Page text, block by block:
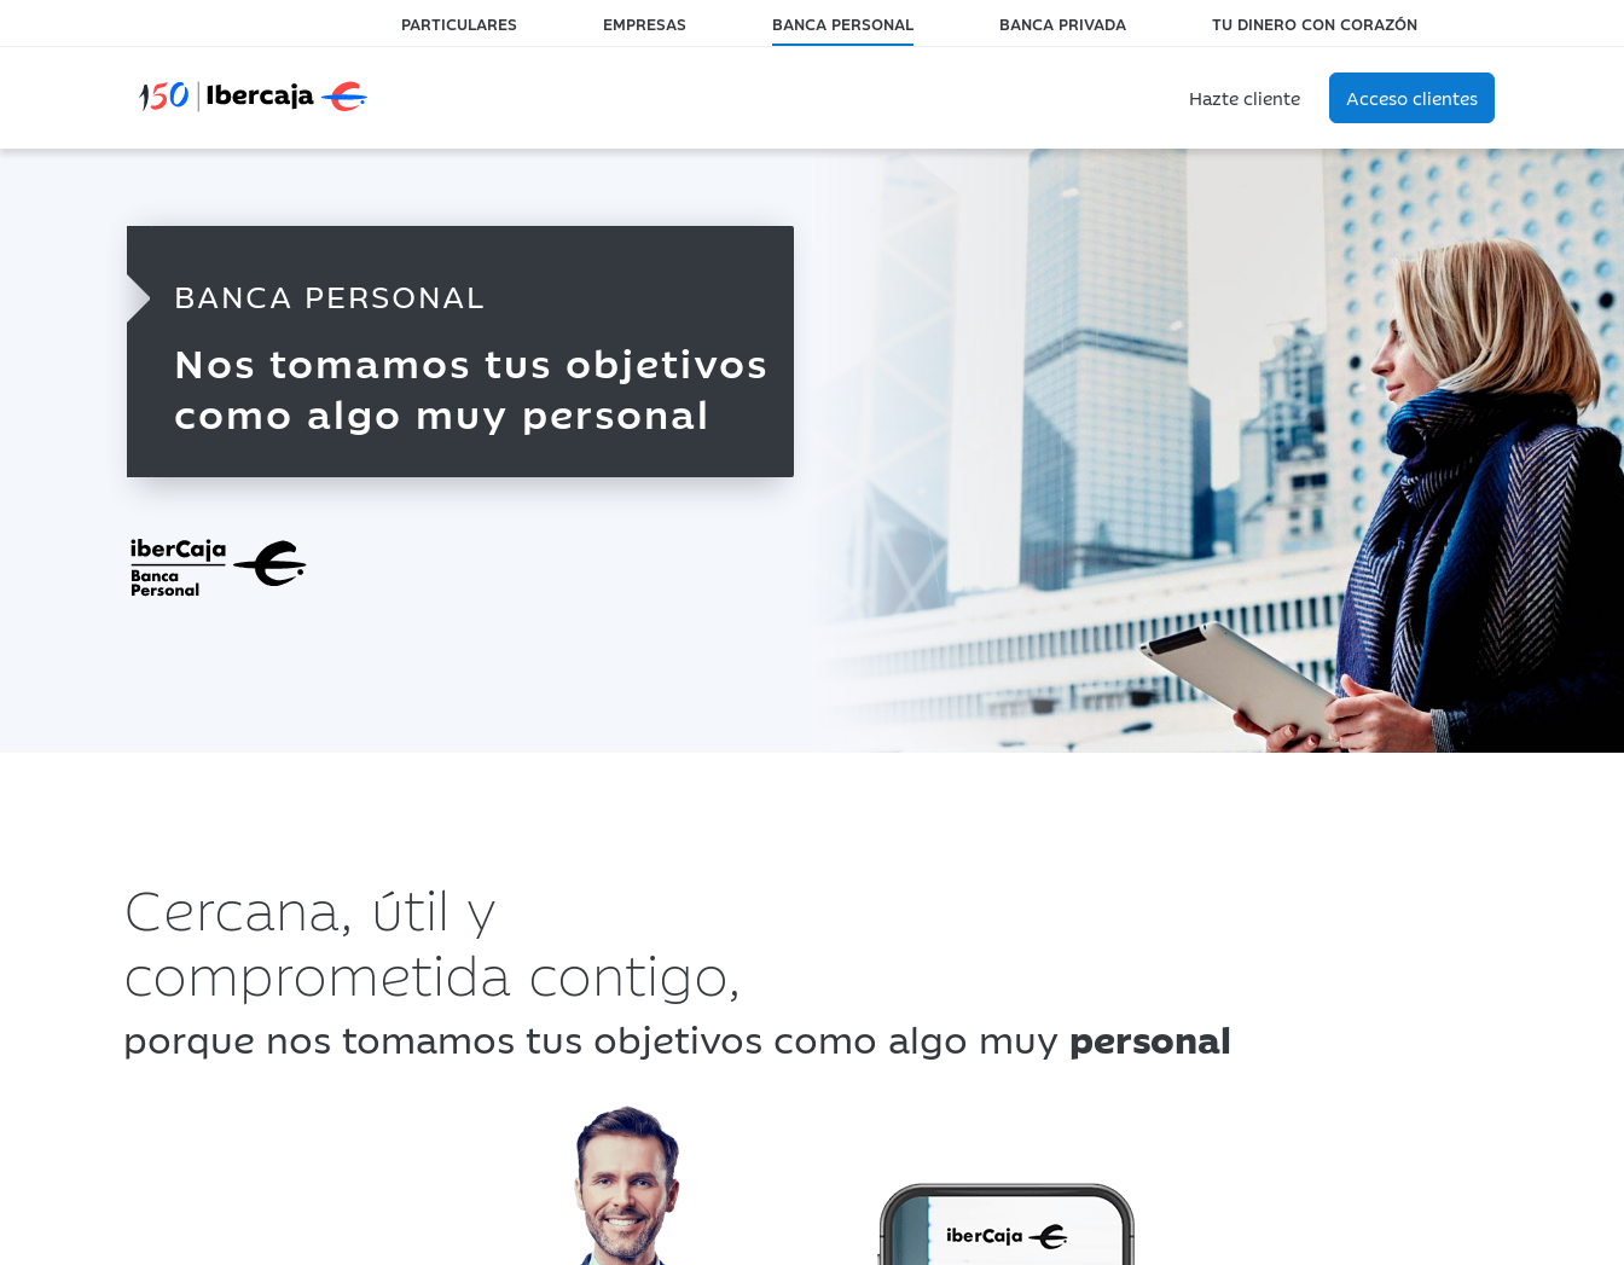
PARTICULARES EMPRESAS BANCA PERSONAL BANCA PRIVADA TU DINERO CON CORAZÓN
Hazte cliente Acceso clientes
BANCA PERSONAL
Nos tomamos tus objetivos
como algo muy personal
Cercana, útil y
comprometida contigo,
porque nos tomamos tus objetivos como algo muy personal